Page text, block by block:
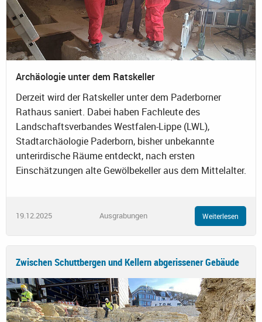
Archäologie unter dem Ratskeller
Derzeit wird der Ratskeller unter dem Paderborner
Rathaus saniert. Dabei haben Fachleute des
Landschaftsverbandes Westfalen-Lippe (LWL),
Stadtarchäologie Paderborn, bisher unbekannte
unterirdische Räume entdeckt, nach ersten
Einschätzungen alte Gewölbekeller aus dem Mittelalter.
19.12.2025 Ausgrabungen Weiterlesen
Zwischen Schuttbergen und Kellern abgerissener Gebäude